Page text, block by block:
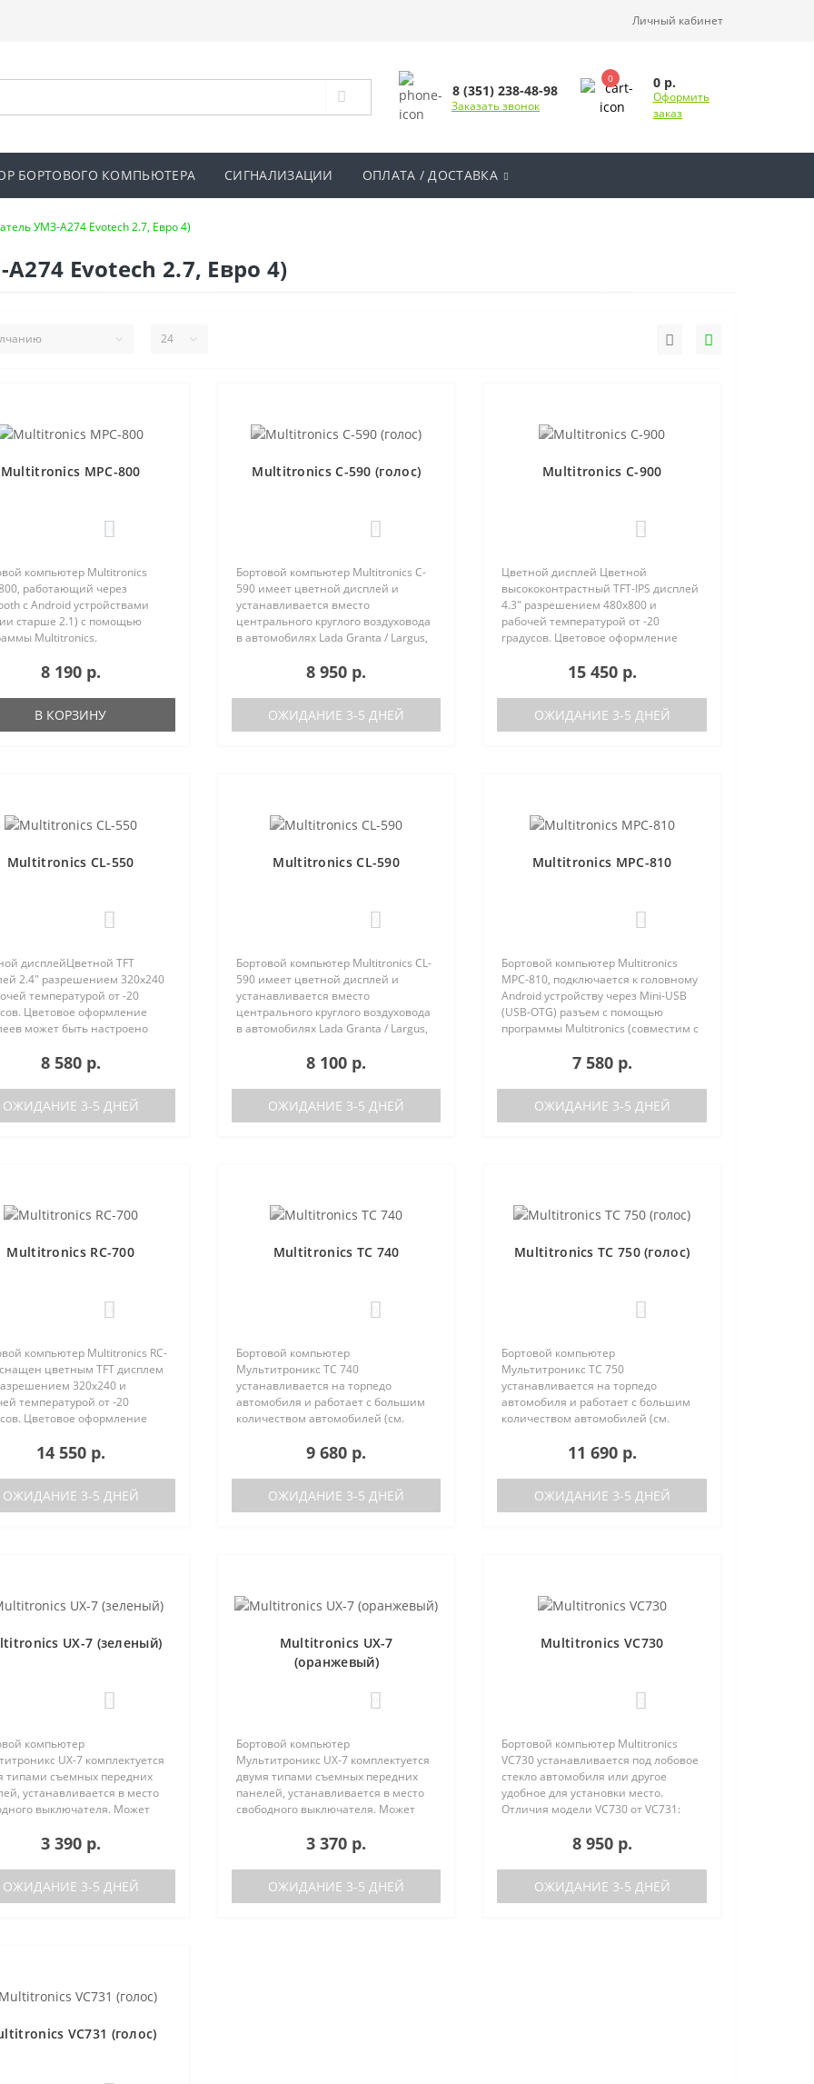
Личный кабинет
8 (351) 238-48-98
Заказать звонок
0 0 р.
Оформить
заказ
БОРТОВОГО КОМПЬЮТЕРА СИГНАЛИЗАЦИИ ОПЛАТА / ДОСТАВКА
УМЗ-А274 Evotech 2.7, Евро 4)
Evotech 2.7, Евро 4)
Multitronics MPC-800
компьютер Multitronics
работающий через
с Android устройствами
старше 2.1) с помощью
Multitronics.
с диагностическими
Автономная работа..
8 190 р.
В КОРЗИНУ
Multitronics C-590 (голос)
Бортовой компьютер Multitronics C-
590 имеет цветной дисплей и
устанавливается вместо
центрального круглого воздуховода
в автомобилях Lada Granta / Largus,
Nissan Almera, на место
центральной вставки панели
приборов ..
8 950 р.
ОЖИДАНИЕ 3-5 ДНЕЙ
Multitronics C-900
Цветной дисплей Цветной
высококонтрастный TFT-IPS дисплей
4.3" разрешением 480х800 и
рабочей температурой от -20
градусов. Цветовое оформление
пользователем индивидуально (по
предустановленные ц..
15 450 р.
ОЖИДАНИЕ 3-5 ДНЕЙ
Multitronics CL-550
дисплейЦветной TFT
2.4" разрешением 320х240
температурой от -20
Цветовое оформление
может быть настроено
каналам). Четыре
цветовые
с быстрым пер..
8 580 р.
ОЖИДАНИЕ 3-5 ДНЕЙ
Multitronics CL-590
Бортовой компьютер Multitronics CL-
590 имеет цветной дисплей и
устанавливается вместо
центрального круглого воздуховода
в автомобилях Lada Granta / Largus,
Nissan Almera, на место
центральной вставки панели
приборов..
8 100 р.
ОЖИДАНИЕ 3-5 ДНЕЙ
Multitronics MPC-810
Бортовой компьютер Multitronics
MPC-810, подключается к головному
Android устройству через Mini-USB
(USB-OTG) разъем с помощью
программы Multitronics (совместим с
Multitronics MPC-810 по сравнению с
7 580 р.
ОЖИДАНИЕ 3-5 ДНЕЙ
Multitronics RC-700
компьютер Multitronics RC-
цветным TFT дисплем
320х240 и
температурой от -20
Цветовое оформление
индивидуально (по
14 550 р.
ОЖИДАНИЕ 3-5 ДНЕЙ
Multitronics TC 740
Бортовой компьютер
Мультитроникс TC 740
устанавливается на торпедо
автомобиля и работает с большим
количеством автомобилей (см.
Отличия TC 740 от модели TC 750:
отсутствие голосового синтезатора
(модель TC 750 с го..
9 680 р.
ОЖИДАНИЕ 3-5 ДНЕЙ
Multitronics TC 750 (голос)
Бортовой компьютер
Мультитроникс TC 750
устанавливается на торпедо
автомобиля и работает с большим
количеством автомобилей (см.
Отличия TC 740 от модели TC 750:
отсутствие голосового синтезатора
(модель TC 740 ..
11 690 р.
ОЖИДАНИЕ 3-5 ДНЕЙ
UX-7 (зеленый)
компьютер
UX-7 комплектуется
типами съемных передних
устанавливается в место
выключателя. Может
GrantaЛада
/ Калина-2Лада Приора /
2Лада 110Ла..
3 390 р.
ОЖИДАНИЕ 3-5 ДНЕЙ
Multitronics UX-7
(оранжевый)
Бортовой компьютер
Мультитроникс UX-7 комплектуется
двумя типами съемных передних
панелей, устанавливается в место
свободного выключателя. Может
автомобили:Lada GrantaЛада
Калина / Калина-2Лада Приора /
Приора-2Лада 110Ла..
3 370 р.
ОЖИДАНИЕ 3-5 ДНЕЙ
Multitronics VC730
Бортовой компьютер Multitronics
VC730 устанавливается под лобовое
стекло автомобиля или другое
удобное для установки место.
Отличия модели VC730 от VC731:
(модель VC731 с голосом)
поддерживаемые протоколы диаг..
8 950 р.
ОЖИДАНИЕ 3-5 ДНЕЙ
VC731 (голос)